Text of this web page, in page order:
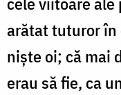
arătat tuturor în
nişte oi; că mai
erau să fie, ca